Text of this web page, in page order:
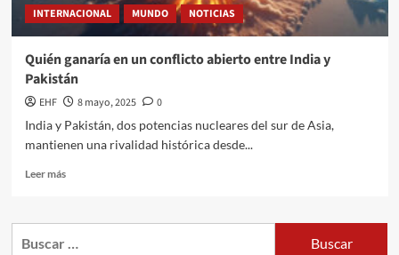
INTERNACIONAL MUNDO NOTICIAS
Quién ganaría en un conflicto abierto entre India y
Pakistán
EHF 8 mayo, 2025
0
India y Pakistán, dos potencias nucleares del sur de Asia,
mantienen una rivalidad histórica desde...
Leer más